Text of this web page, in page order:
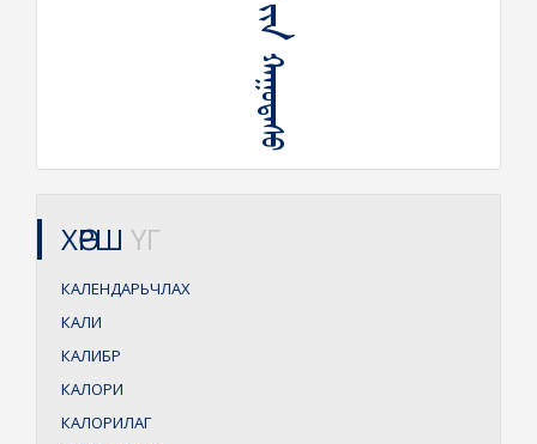
ХӨРШ ҮГ
КАЛЕНДАРЬЧЛАХ
КАЛИ
КАЛИБР
КАЛОРИ
КАЛОРИЛАГ